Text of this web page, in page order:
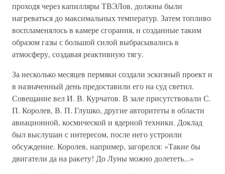
проходя через капилляры ТВЭЛов, должны были
нагреваться до максимальных температур. Затем топливо
воспламенялось в камере сгорания, и созданные таким
образом газы с большой силой выбрасывались в
атмосферу, создавая реактивную тягу.
За несколько месяцев пермяки создали эскизный проект и
в назначенный день предоставили его на суд светил.
Совещание вел И. В. Курчатов. В зале присутствовали С.
П. Королев, В. П. Глушко, другие авторитеты в области
авиационной, космической и ядерной техники. Доклад
был выслушан с интересом, после него устроили
обсуждение. Королев, например, загорелся: «Такие бы
двигатели да на ракету! До Луны можно долететь...»